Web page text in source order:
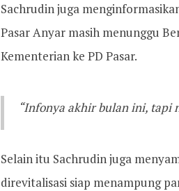
Sachrudin juga
Pasar Anyar masih menunggu
Kementerian ke PD Pasar.
“Infonya akhir bulan ini, tapi
Selain itu Sachrudin juga
direvitalisasi siap menampung